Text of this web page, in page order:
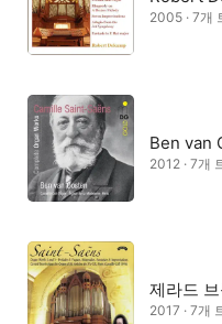
2005 · 7개
Ben van
2012 · 7개
제라드
2017 · 7개